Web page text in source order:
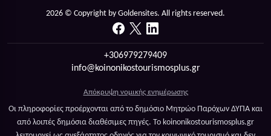
2026 © Copyright by Goldensites. All rights reserved.
+306979279409
info@koinonikostourismosplus.gr
Απόκρυψη νομικής ενημέρωσης
Οι πληροφορίες προέρχονται από το δημόσιο Μητρώο Παρόχων ΔΥΠΑ και
από λοιπές δημόσια διαθέσιμες πηγές. Το koinonikostourismosplus.gr